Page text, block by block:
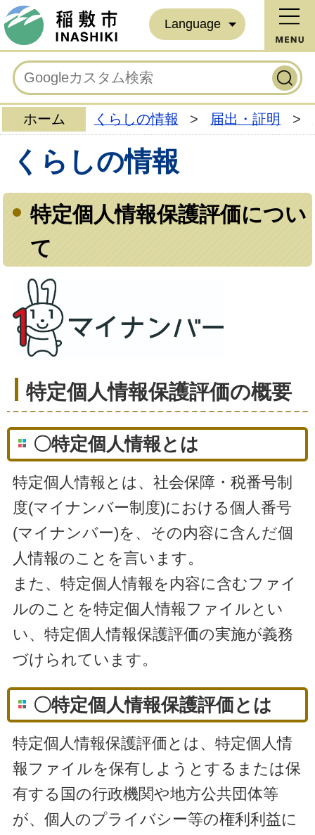
Language
ホーム くらしの情報 > 届出・証明 >
くらしの情報
特定個人情報保護評価につい
て
特定個人情報保護評価の概要
〇特定個人情報とは
特定個人情報とは、社会保障・税番号制
度(マイナンバー制度)における個人番号
(マイナンバー)を、その内容に含んだ個
人情報のことを言います。
また、特定個人情報を内容に含むファイ
ルのことを特定個人情報ファイルとい
い、特定個人情報保護評価の実施が義務
づけられています。
〇特定個人情報保護評価とは
特定個人情報保護評価とは、特定個人情
報ファイルを保有しようとするまたは保
有する国の行政機関や地方公共団体等
が、個人のプライバシー等の権利利益に